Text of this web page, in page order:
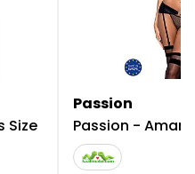
Size
Passion
Passion - Amanda